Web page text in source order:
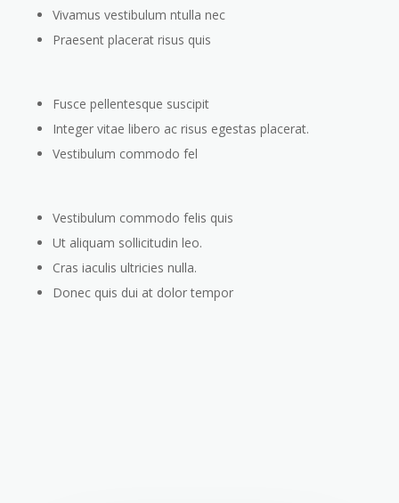
Vivamus vestibulum ntulla nec
Praesent placerat risus quis
Fusce pellentesque suscipit
Integer vitae libero ac risus egestas placerat.
Vestibulum commodo fel
Vestibulum commodo felis quis
Ut aliquam sollicitudin leo.
Cras iaculis ultricies nulla.
Donec quis dui at dolor tempor